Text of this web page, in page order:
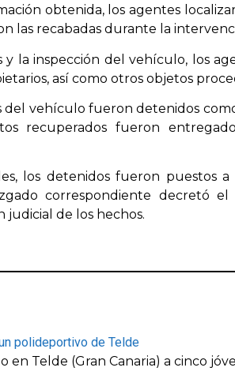
obtenida, los agentes
las recabadas durante la
la inspección del vehículo, los
así como otros objetos
del vehículo fueron detenidos
recuperados fueron
los detenidos fueron puestos
correspondiente decretó
judicial de los hechos.
polideportivo de Telde
Telde (Gran Canaria) a cinco